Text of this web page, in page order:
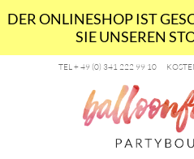
DER ONLINESHOP IST
SIE UNSEREN
TEL + 49 (0) 341 222 99 10